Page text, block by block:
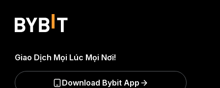
Giao Dịch Mọi Lúc Mọi Nơi!
Download Bybit App